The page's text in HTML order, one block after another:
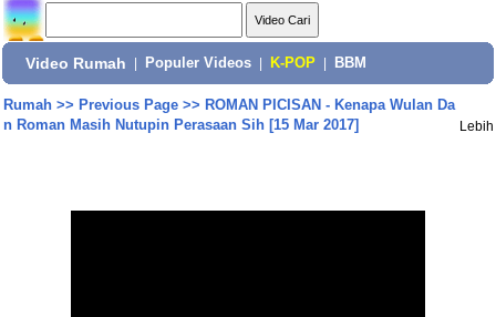
Video Rumah Populer Videos K-POP BBM
Rumah>> Previous Page>> ROMAN PICISAN - Kenapa Wulan Da
n Roman Masih Nutupin Perasaan Sih [15 Mar 2017]
Lebih